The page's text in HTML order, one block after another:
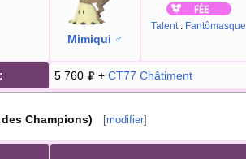
Mimiqui ♂
Talent : Fantômasque
: 5 760 + CT77 Châtiment
Champions) [modifier]